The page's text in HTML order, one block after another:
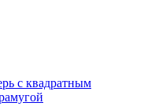
с квадратным